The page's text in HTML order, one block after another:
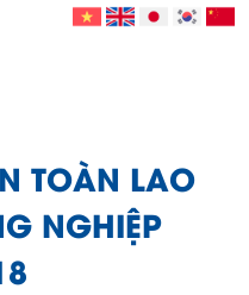
TOÀN LAO
NGHIỆP